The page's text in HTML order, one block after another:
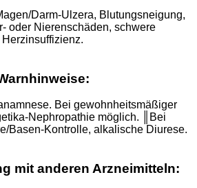
Darm-Ulzera, Blutungsneigung,
oder Nierenschäden, schwere
Herzinsuffizienz.
Bei gewohnheitsmäßiger
Nephropathie möglich. ║Bei
Basen-Kontrolle, alkalische Diurese.
mit anderen Arzneimitteln: